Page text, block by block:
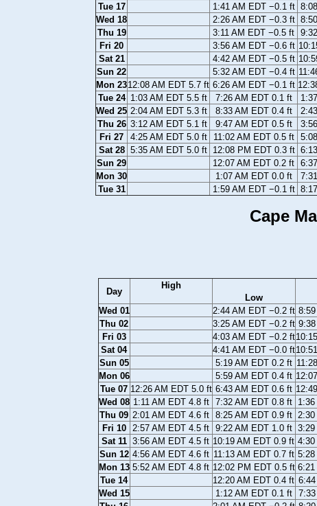
Tue 17
1:41 AM EDT −0.1 ft
Wed 18
2:26 AM EDT −0.3 ft
Thu 19
3:11 AM EDT −0.5 ft
Fri 20
3:56 AM EDT −0.6 ft
Sat 21
4:42 AM EDT −0.5 ft
Sun 22
5:32 AM EDT −0.4 ft
Mon 2312:08 AM EDT 5.7 ft 6:26 AM EDT −0.1 ft
Tue 24 1:03 AM EDT 5.5 ft 7:26 AM EDT 0.1 ft
Wed 25 2:04 AM EDT 5.3 ft 8:33 AM EDT 0.4 ft
Thu 26 3:12 AM EDT 5.1 ft 9:47 AM EDT 0.5 ft
Fri 27
4:25 AM EDT 5.0 ft 11:02 AM EDT 0.5 ft
Sat 28 5:35 AM EDT 5.0 ft 12:08 PM EDT 0.3 ft
Sun 29
12:07 AM EDT 0.2 ft
Mon 30
1:07 AM EDT 0.0 ft
Tue 31
1:59 AM EDT −0.1 ft
Cape
Day
High
Low
Wed 01
2:44 AM EDT −0.2 ft
Thu 02
3:25 AM EDT −0.2 ft
Fri 03
4:03 AM EDT −0.2 ft
Sat 04
4:41 AM EDT −0.0 ft
Sun 05
5:19 AM EDT 0.2 ft
Mon 06
5:59 AM EDT 0.4 ft
Tue 07 12:26 AM EDT 5.0 ft 6:43 AM EDT 0.6 ft
Wed 08 1:11 AM EDT 4.8 ft 7:32 AM EDT 0.8 ft
Thu 09 2:01 AM EDT 4.6 ft 8:25 AM EDT 0.9 ft
Fri 10
2:57 AM EDT 4.5 ft 9:22 AM EDT 1.0 ft
Sat 11 3:56 AM EDT 4.5 ft 10:19 AM EDT 0.9 ft
Sun 12 4:56 AM EDT 4.6 ft 11:13 AM EDT 0.7 ft
Mon 13 5:52 AM EDT 4.8 ft 12:02 PM EDT 0.5 ft
Tue 14
12:20 AM EDT 0.4 ft
Wed 15
1:12 AM EDT 0.1 ft